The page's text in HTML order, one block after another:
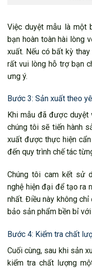
Việc duyệt mẫu là một
bạn hoàn toàn hài lòng
xuất. Nếu có bất kỳ
rất vui lòng hỗ trợ bạn
ưng ý.
Bước 3: Sản xuất theo
Khi mẫu đã được
chúng tôi sẽ tiến hành
xuất được thực hiện
đến quy trình chế tác
Chúng tôi cam kết sử
nghệ hiện đại để tạo ra
nhất. Điều này không
bảo sản phẩm bền bỉ
Bước 4: Kiểm tra chất
Cuối cùng, sau khi sản
kiểm tra chất lượng